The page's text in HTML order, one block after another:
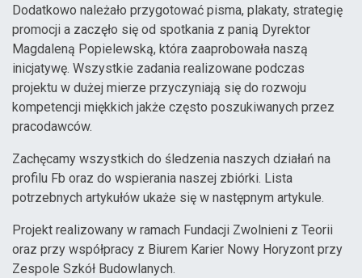
Dodatkowo należało przygotować pisma, plakaty, strategię
promocji a zaczęło się od spotkania z panią Dyrektor
Magdaleną Popielewską, która zaaprobowała naszą
inicjatywę. Wszystkie zadania realizowane podczas
projektu w dużej mierze przyczyniają się do rozwoju
kompetencji miękkich jakże często poszukiwanych przez
pracodawców.
Zachęcamy wszystkich do śledzenia naszych działań na
profilu Fb oraz do wspierania naszej zbiórki. Lista
potrzebnych artykułów ukaże się w następnym artykule.
Projekt realizowany w ramach Fundacji Zwolnieni z Teorii
oraz przy współpracy z Biurem Karier Nowy Horyzont przy
Zespole Szkół Budowlanych.